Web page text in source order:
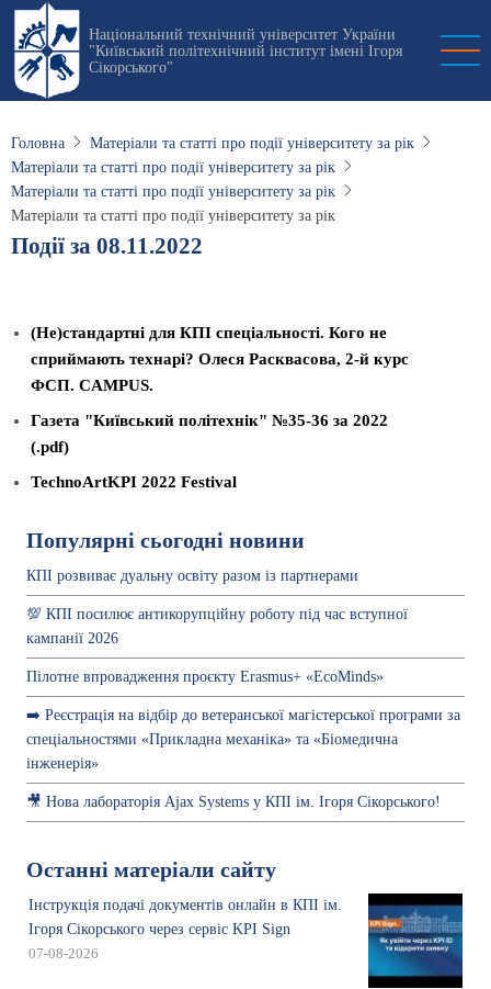
Перейти
основного
вмісту
Національний технічний університет України
"Київський політехнічний інститут імені Ігоря
Сікорського"
Головна
Матеріали та статті про події університету за рік
Матеріали та статті про події університету за рік
Матеріали та статті про події університету за рік
Матеріали та статті про події університету за рік
Події за 08.11.2022
(Не)стандартні для КПІ спеціальності. Кого не
сприймають технарі? Олеся Расквасова, 2-й курс
ФСП. CAMPUS.
Газета "Київський політехнік" №35-36 за 2022
(.pdf)
TechnoArtKPI 2022 Festival
Популярні сьогодні новини
КПІ розвиває дуальну освіту разом із партнерами
💯 КПІ посилює антикорупційну роботу під час вступної
кампанії 2026
Пілотне впровадження проєкту Erasmus+ «EcoMinds»
➡️ Реєстрація на відбір до ветеранської магістерської програми за
спеціальностями «Прикладна механіка» та «Біомедична
інженерія»
🎥 Нова лабораторія Ajax Systems у КПІ ім. Ігоря Сікорського!
Останні матеріали сайту
Інструкція подачі документів онлайн в КПІ ім.
Ігоря Сікорського через сервіс KPI Sign
07-08-2026